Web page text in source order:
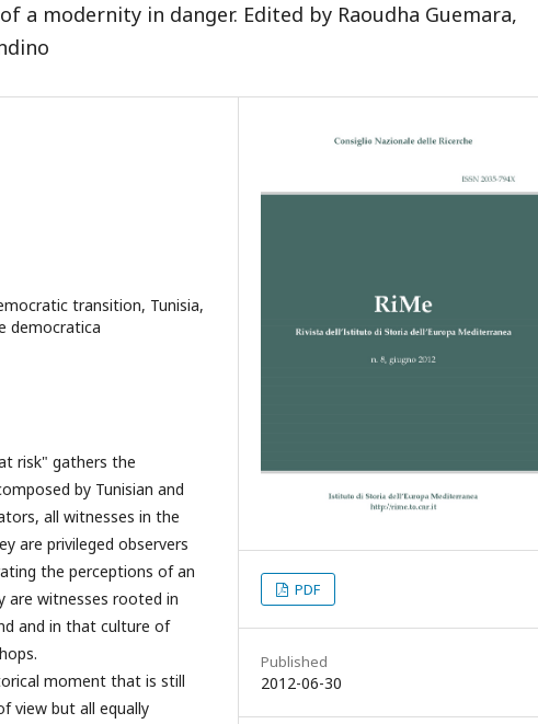
a modernity in danger. Edited by Raoudha Guemara,
transition, Tunisia,
democratica
risk" gathers the
by Tunisian and
all witnesses in the
are privileged observers
the perceptions of an
are witnesses rooted in
and in that culture of
moment that is still
view but all equally
PDF
Published
2012-06-30